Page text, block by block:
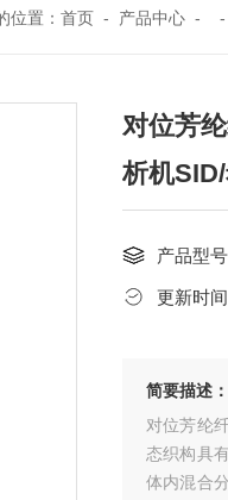
位置： 首页- 产品中心- -
对位芳
析机
产品型号
更新时间
简要描述：
对位芳纶
态织构具
体内混合